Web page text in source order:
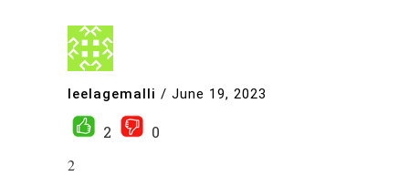
leelagemalli / June 19, 2023
2
0
2